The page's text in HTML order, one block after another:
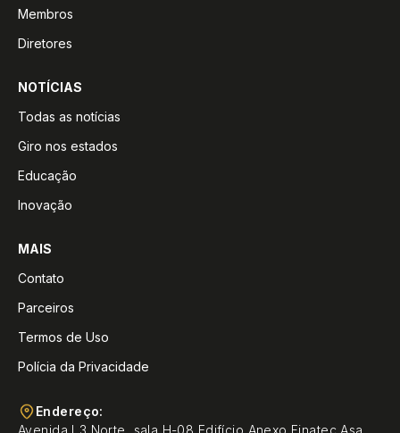
Membros
Diretores
NOTÍCIAS
Todas as notícias
Giro nos estados
Educação
Inovação
MAIS
Contato
Parceiros
Termos de Uso
Polícia da Privacidade
Endereço: